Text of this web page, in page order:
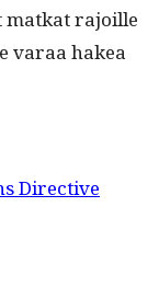
matkat rajoille
varaa hakea
Direc­tive